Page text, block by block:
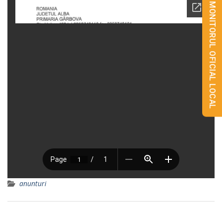
anunturi
MONITORUL OFICIAL LOCAL